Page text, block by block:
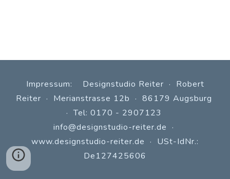
Impressum: Designstudio Reiter · Robert
Reiter · Merianstrasse 12b · 86179 Augsburg
· Tel: 0170 - 2907123
info@designstudio-reiter.de ·
www.designstudio-reiter.de · USt-IdNr.:
De127425606